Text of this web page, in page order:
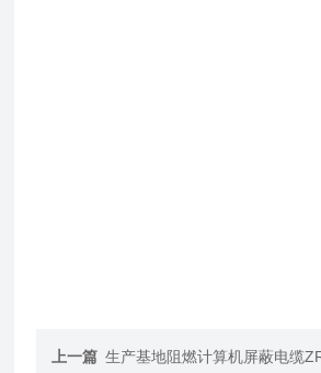
上一篇 生产基地阻燃计算机屏蔽电缆ZR-